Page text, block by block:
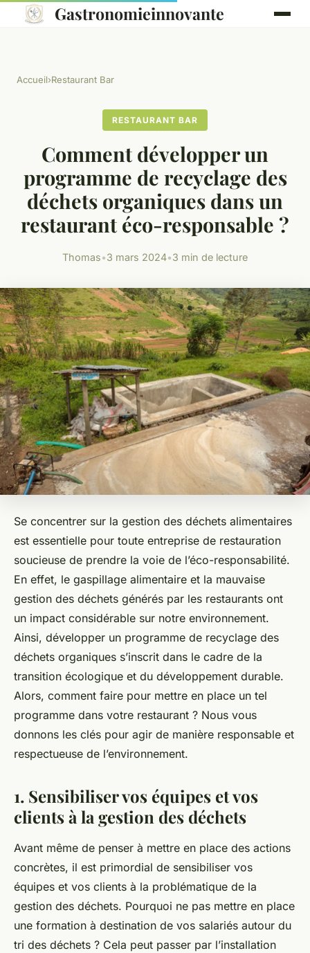
Gastronomieinnovante
Accueil›Restaurant Bar
RESTAURANT BAR
Comment développer un
programme de recyclage des
déchets organiques dans un
restaurant éco-responsable ?
Thomas•3 mars 2024•3 min de lecture
Se concentrer sur la gestion des déchets alimentaires
est essentielle pour toute entreprise de restauration
soucieuse de prendre la voie de l’éco-responsabilité.
En effet, le gaspillage alimentaire et la mauvaise
gestion des déchets générés par les restaurants ont
un impact considérable sur notre environnement.
Ainsi, développer un programme de recyclage des
déchets organiques s’inscrit dans le cadre de la
transition écologique et du développement durable.
Alors, comment faire pour mettre en place un tel
programme dans votre restaurant ? Nous vous
donnons les clés pour agir de manière responsable et
respectueuse de l’environnement.
1. Sensibiliser vos équipes et vos
clients à la gestion des déchets
Avant même de penser à mettre en place des actions
concrètes, il est primordial de sensibiliser vos
équipes et vos clients à la problématique de la
gestion des déchets. Pourquoi ne pas mettre en place
une formation à destination de vos salariés autour du
tri des déchets ? Cela peut passer par l’installation